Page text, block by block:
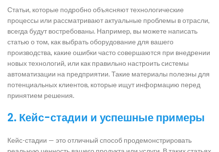
Статьи, которые подробно объясняют технологические
процессы или рассматривают актуальные проблемы в отрасли,
всегда будут востребованы. Например, вы можете написать
статью о том, как выбрать оборудование для вашего
производства, какие ошибки часто совершаются при внедрении
новых технологий, или как правильно настроить системы
автоматизации на предприятии. Такие материалы полезны для
потенциальных клиентов, которые ищут информацию перед
принятием решения.
2. Кейс-стадии и успешные примеры
Кейс-стадии — это отличный способ продемонстрировать